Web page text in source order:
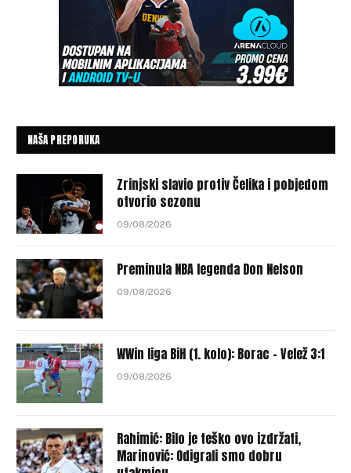
NAŠA PREPORUKA
Zrinjski slavio protiv Čelika i pobjedom
otvorio sezonu
09/08/2026
Preminula NBA legenda Don Nelson
09/08/2026
WWin liga BiH (1. kolo): Borac – Velež 3:1
09/08/2026
Rahimić: Bilo je teško ovo izdržati,
Marinović: Odigrali smo dobru